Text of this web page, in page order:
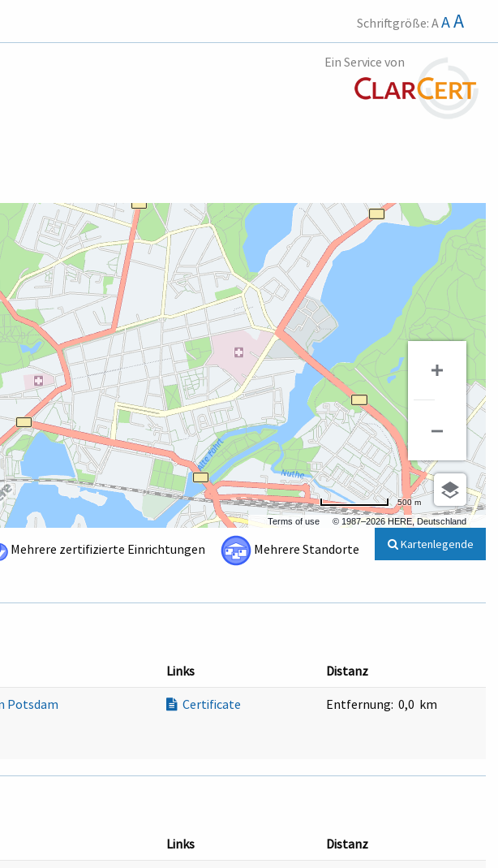
Schriftgröße: AAA
Ein Service von
Terms of use © 1987–2026 HERE, Deutschland
500 m
Mehrere zertifizierte Einrichtungen Mehrere Standorte Kartenlegende
Links Distanz
Potsdam
Certificate Entfernung: 0,0 km
Links Distanz